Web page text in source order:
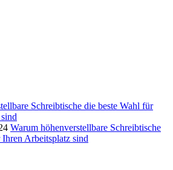
Schreibtische die beste Wahl für
Warum höhenverstellbare Schreibtische
Arbeitsplatz sind